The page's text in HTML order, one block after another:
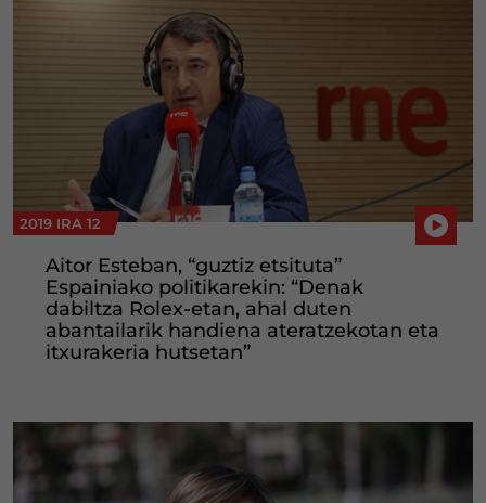
2019 IRA 12
Aitor Esteban, “guztiz etsituta”
Espainiako politikarekin: “Denak
dabiltza Rolex-etan, ahal duten
abantailarik handiena ateratzekotan eta
itxurakeria hutsetan”